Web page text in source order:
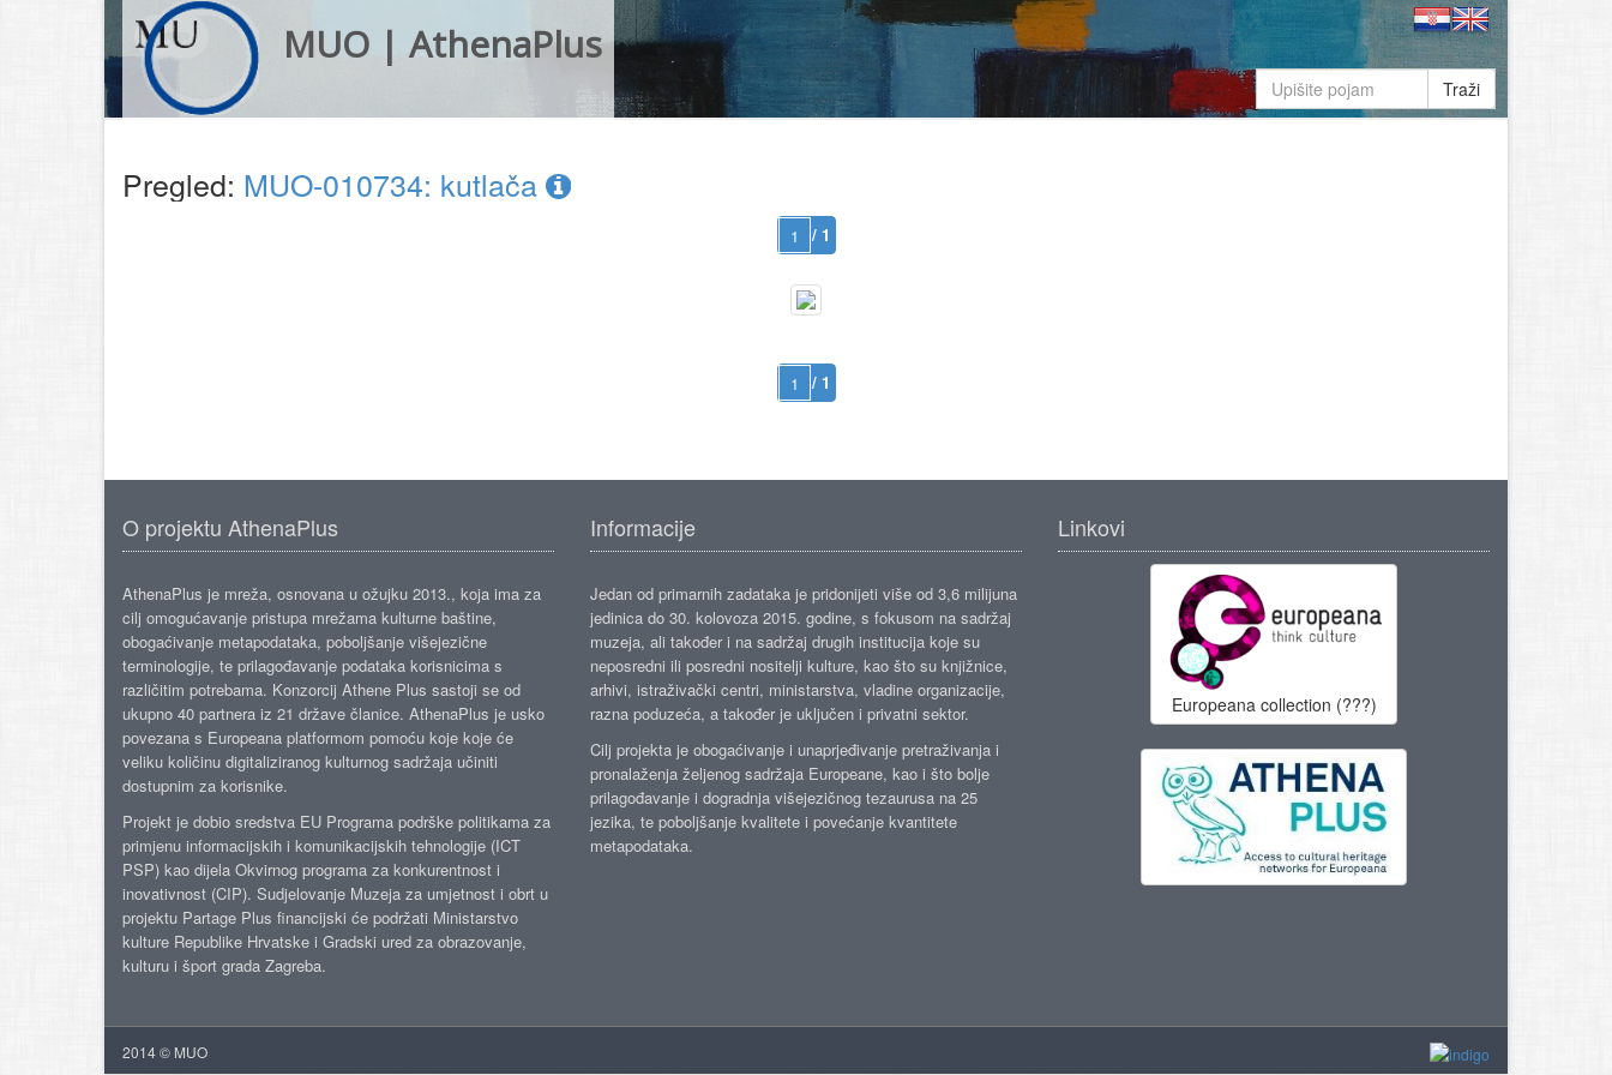
MUO | AthenaPlus
Traži
Pregled: MUO-010734: kutlača
/ 1
/ 1
O projektu AthenaPlus
AthenaPlus je mreža, osnovana u ožujku 2013., koja ima za
cilj omogućavanje pristupa mrežama kulturne baštine,
obogaćivanje metapodataka, poboljšanje višejezične
terminologije, te prilagođavanje podataka korisnicima s
različitim potrebama. Konzorcij Athene Plus sastoji se od
ukupno 40 partnera iz 21 države članice. AthenaPlus je usko
povezana s Europeana platformom pomoću koje koje će
veliku količinu digitaliziranog kulturnog sadržaja učiniti
dostupnim za korisnike.
Projekt je dobio sredstva EU Programa podrške politikama za
primjenu informacijskih i komunikacijskih tehnologije (ICT
PSP) kao dijela Okvirnog programa za konkurentnost i
inovativnost (CIP). Sudjelovanje Muzeja za umjetnost i obrt u
projektu Partage Plus financijski će podržati Ministarstvo
kulture Republike Hrvatske i Gradski ured za obrazovanje,
kulturu i šport grada Zagreba.
Informacije
Jedan od primarnih zadataka je pridonijeti više od 3,6 milijuna
jedinica do 30. kolovoza 2015. godine, s fokusom na sadržaj
muzeja, ali također i na sadržaj drugih institucija koje su
neposredni ili posredni nositelji kulture, kao što su knjižnice,
arhivi, istraživački centri, ministarstva, vladine organizacije,
razna poduzeća, a također je uključen i privatni sektor.
Cilj projekta je obogaćivanje i unaprjeđivanje pretraživanja i
pronalaženja željenog sadržaja Europeane, kao i što bolje
prilagođavanje i dogradnja višejezičnog tezaurusa na 25
jezika, te poboljšanje kvalitete i povećanje kvantitete
metapodataka.
Linkovi
Europeana collection (???)
2014 © MUO